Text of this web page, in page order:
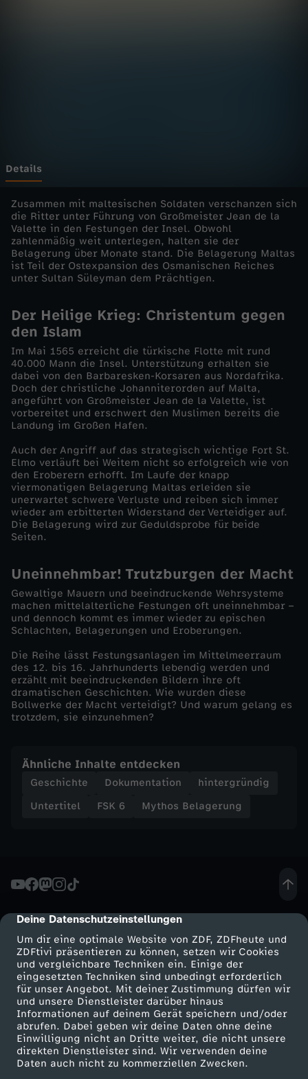
cmp-dialog-description
Deine Datenschutzeinstellungen
Um dir eine optimale Website von ZDF, ZDFheute und
ZDFtivi präsentieren zu können, setzen wir Cookies
und vergleichbare Techniken ein. Einige der
eingesetzten Techniken sind unbedingt erforderlich
für unser Angebot. Mit deiner Zustimmung dürfen wir
und unsere Dienstleister darüber hinaus
Informationen auf deinem Gerät speichern und/oder
abrufen. Dabei geben wir deine Daten ohne deine
Einwilligung nicht an Dritte weiter, die nicht unsere
direkten Dienstleister sind. Wir verwenden deine
Daten auch nicht zu kommerziellen Zwecken.
r
u
n
g
-
M
a
l
t
a
-
D
i
e
N
i
e
e
r
g
e
d
e
s
O
Details
Zusammen mit maltesischen Soldaten verschanzen sich
die Ritter unter Führung von Großmeister Jean de la
Valette in den Festungen der Insel. Obwohl
zahlenmäßig weit unterlegen, halten sie der
Belagerung über Monate stand. Die Belagerung Maltas
ist Teil der Ostexpansion des Osmanischen Reiches
unter Sultan Süleyman dem Prächtigen.
Der Heilige Krieg: Christentum gegen
den Islam
Im Mai 1565 erreicht die türkische Flotte mit rund
40.000 Mann die Insel. Unterstützung erhalten sie
dabei von den Barbaresken-Korsaren aus Nordafrika.
Doch der christliche Johanniterorden auf Malta,
angeführt von Großmeister Jean de la Valette, ist
vorbereitet und erschwert den Muslimen bereits die
Landung im Großen Hafen.
Auch der Angriff auf das strategisch wichtige Fort St.
Elmo verläuft bei Weitem nicht so erfolgreich wie von
den Eroberern erhofft. Im Laufe der knapp
viermonatigen Belagerung Maltas erleiden sie
unerwartet schwere Verluste und reiben sich immer
wieder am erbitterten Widerstand der Verteidiger auf.
Die Belagerung wird zur Geduldsprobe für beide
Seiten.
Uneinnehmbar! Trutzburgen der Macht
Gewaltige Mauern und beeindruckende Wehrsysteme
machen mittelalterliche Festungen oft uneinnehmbar –
und dennoch kommt es immer wieder zu epischen
Schlachten, Belagerungen und Eroberungen.
Die Reihe lässt Festungsanlagen im Mittelmeerraum
des 12. bis 16. Jahrhunderts lebendig werden und
erzählt mit beeindruckenden Bildern ihre oft
dramatischen Geschichten. Wie wurden diese
Bollwerke der Macht verteidigt? Und warum gelang es
trotzdem, sie einzunehmen?
Ähnliche Inhalte entdecken
Geschichte Dokumentation
hintergründig
Untertitel
FSK 6 Mythos Belagerung
Mehr ZDF
ZDF-Apps
Smart TV
ZDFtext
Service
ZDFmitreden
Kontakt zum ZDF
Tickets